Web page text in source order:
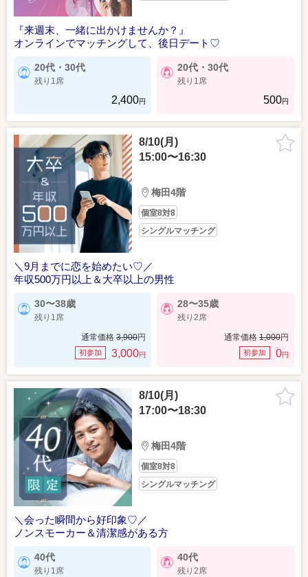
『来週末、一緒に出かけませんか？』
オンラインでマッチングして、後日デート♡
20代・30代
残り1席
2,400円
20代・30代
残り1席
500円
8/10(月)
15:00〜16:30
梅田4階
個室8対8
シングルマッチング
＼9月までに恋を始めたい♡／
年収500万円以上＆大卒以上の男性
30〜38歳
残り1席
通常価格 3,900円
初参加 3,000円
28〜35歳
残り2席
通常価格 1,000円
初参加 0円
8/10(月)
17:00〜18:30
梅田4階
個室8対8
シングルマッチング
＼会った瞬間から好印象♡／
ノンスモーカー＆清潔感がある方
40代
残り1席
40代
残り2席